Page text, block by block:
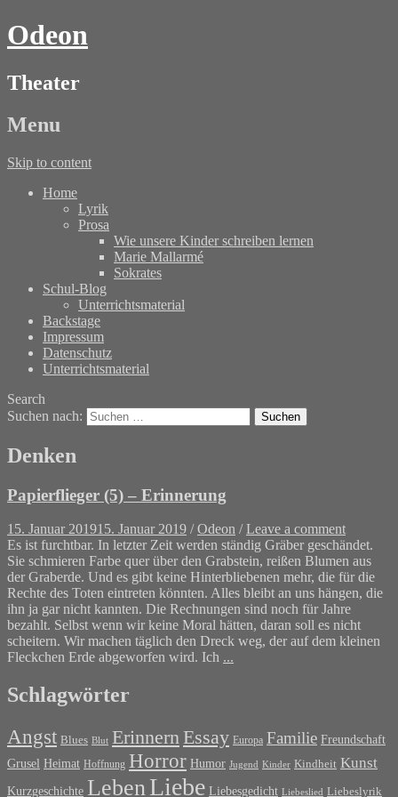
Odeon
Theater
Menu
Skip to content
Home
Lyrik
Prosa
Wie unsere Kinder schreiben lernen
Marie Mallarmé
Sokrates
Schul-Blog
Unterrichtsmaterial
Backstage
Impressum
Datenschutz
Unterrichtsmaterial
Search
Suchen nach:
Denken
Papierflieger (5) – Erinnerung
15. Januar 201915. Januar 2019 /Odeon /Leave a comment
Es ist furchtbar. In letzter Zeit werden ständig Gräber geschändet.
Sie schmieren Farbe quer über den Grabstein, reißen Blumen aus
der Graberde. Und es gibt keine Hinterbliebenen mehr, die für die
Rechte des Toten eintreten könnten. Alles bleibt an uns hängen, die
ihn ja gar nicht kannten. Die Rechnungen sind noch für Jahre
bezahlt. Selbst wenn wir keine Moral hätten, daran soll es nicht
scheitern. Wir machen täglich den Dreck weg, der auf dem kleinen
Fleckchen Erde abgeworfen wird. Ich ...
Schlagwörter
Angst Blues Blut Erinnern Essay Europa Familie Freundschaft
Grusel Heimat Hoffnung Horror Humor Jugend Kinder Kindheit Kunst
Kurzgeschichte LebenLiebe Liebesgedicht Liebeslied Liebeslyrik